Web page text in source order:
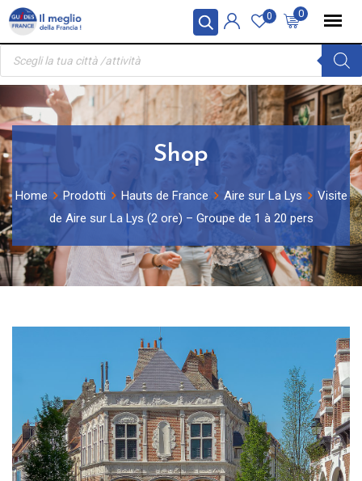
Pannello di gestione dei cookies
Skip
content
0
0
Ricerca
prodotti
Shop
Home Prodotti Hauts de France Aire sur La Lys
Visite
de Aire sur La Lys (2 ore) – Groupe de 1 à 20 pers